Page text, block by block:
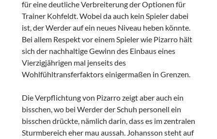
für eine deutliche Verbreiterung der Optionen für
Trainer Kohfeldt. Wobei da auch kein Spieler dabei
ist, der Werder auf ein neues Niveau heben könnte.
Bei allem Respekt vor einem Spieler wie Pizarro hält
sich der nachhaltige Gewinn des Einbaus eines
Vierzigjährigen mal jenseits des
Wohlfühltransferfaktors einigermaßen in Grenzen.
Die Verpflichtung von Pizarro zeigt aber auch ein
bisschen, wo bei Werder der Schuh personell ein
bisschen drückte, nämlich darin, dass es im zentralen
Sturmbereich eher mau aussah. Johansson steht auf